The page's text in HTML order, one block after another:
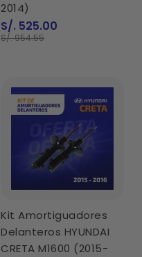
2014)
Precio
de
S/. 525.00
Precio
S/. 954.55
Kit Amortiguadores
Delanteros HYUNDAI
CRETA M1600 (2015-